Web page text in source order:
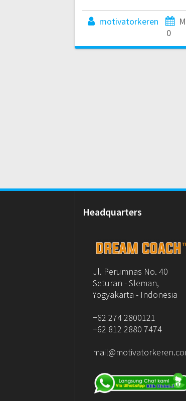
motivatorkeren
0
Headquarters
Jl. Perumnas No. 40
Seturan - Sleman,
Yogyakarta - Indonesia
+62 274 2800121
+62 812 2880 7474